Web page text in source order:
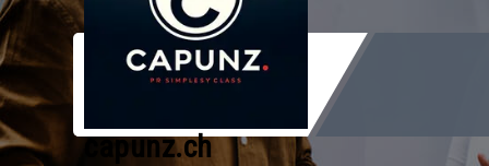
Zum
Inhalt
capunz.ch